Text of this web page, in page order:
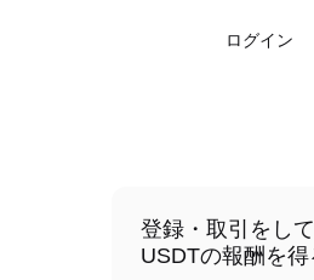
ログイン
登録・取引をし
USDTの報酬を得